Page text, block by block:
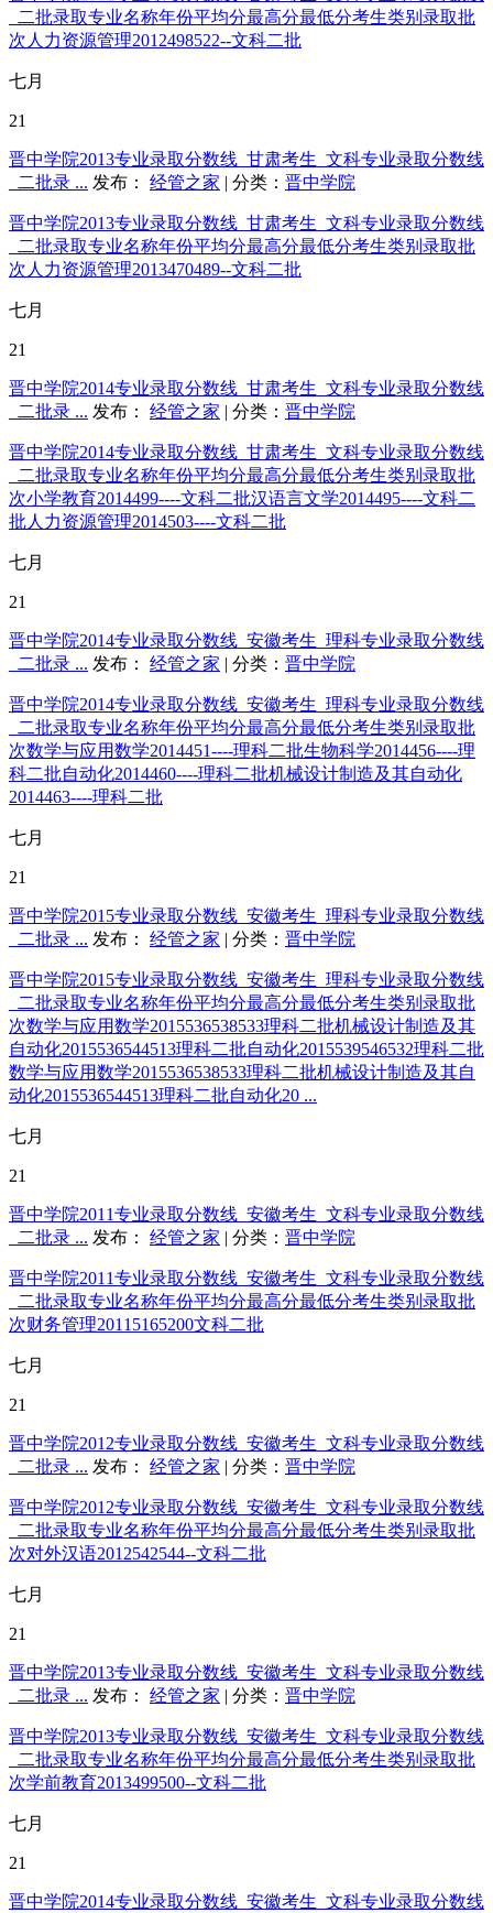
_二批录取专业名称年份平均分最高分最低分考生类别录取批
次人力资源管理2012498522--文科二批
七月
21
晋中学院2013专业录取分数线_甘肃考生_文科专业录取分数线
_二批录 ... 发布： 经管之家 | 分类： 晋中学院
晋中学院2013专业录取分数线_甘肃考生_文科专业录取分数线
_二批录取专业名称年份平均分最高分最低分考生类别录取批
次人力资源管理2013470489--文科二批
七月
21
晋中学院2014专业录取分数线_甘肃考生_文科专业录取分数线
_二批录 ... 发布： 经管之家 | 分类： 晋中学院
晋中学院2014专业录取分数线_甘肃考生_文科专业录取分数线
_二批录取专业名称年份平均分最高分最低分考生类别录取批
次小学教育2014499----文科二批汉语言文学2014495----文科二
批人力资源管理2014503----文科二批
七月
21
晋中学院2014专业录取分数线_安徽考生_理科专业录取分数线
_二批录 ... 发布： 经管之家 | 分类： 晋中学院
晋中学院2014专业录取分数线_安徽考生_理科专业录取分数线
_二批录取专业名称年份平均分最高分最低分考生类别录取批
次数学与应用数学2014451----理科二批生物科学2014456----理
科二批自动化2014460----理科二批机械设计制造及其自动化
2014463----理科二批
七月
21
晋中学院2015专业录取分数线_安徽考生_理科专业录取分数线
_二批录 ... 发布： 经管之家 | 分类： 晋中学院
晋中学院2015专业录取分数线_安徽考生_理科专业录取分数线
_二批录取专业名称年份平均分最高分最低分考生类别录取批
次数学与应用数学2015536538533理科二批机械设计制造及其
自动化2015536544513理科二批自动化2015539546532理科二批
数学与应用数学2015536538533理科二批机械设计制造及其自
动化2015536544513理科二批自动化20 ...
七月
21
晋中学院2011专业录取分数线_安徽考生_文科专业录取分数线
_二批录 ... 发布： 经管之家 | 分类： 晋中学院
晋中学院2011专业录取分数线_安徽考生_文科专业录取分数线
_二批录取专业名称年份平均分最高分最低分考生类别录取批
次财务管理20115165200文科二批
七月
21
晋中学院2012专业录取分数线_安徽考生_文科专业录取分数线
_二批录 ... 发布： 经管之家 | 分类： 晋中学院
晋中学院2012专业录取分数线_安徽考生_文科专业录取分数线
_二批录取专业名称年份平均分最高分最低分考生类别录取批
次对外汉语2012542544--文科二批
七月
21
晋中学院2013专业录取分数线_安徽考生_文科专业录取分数线
_二批录 ... 发布： 经管之家 | 分类： 晋中学院
晋中学院2013专业录取分数线_安徽考生_文科专业录取分数线
_二批录取专业名称年份平均分最高分最低分考生类别录取批
次学前教育2013499500--文科二批
七月
21
晋中学院2014专业录取分数线_安徽考生_文科专业录取分数线